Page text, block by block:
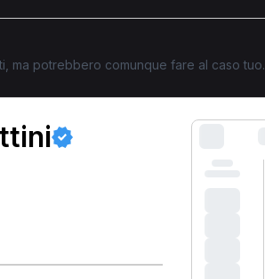
ma potrebbero comunque fare al caso tuo.